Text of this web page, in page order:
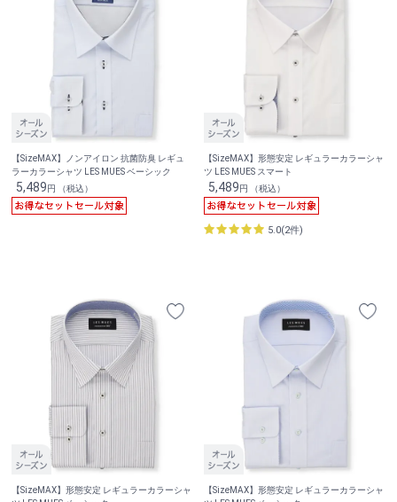
【SizeMAX】ノンアイロン 抗菌防臭 レギュ
ラーカラーシャツ LES MUES ベーシック
5,489円 （税込）
【SizeMAX】形態安定 レギュラーカラーシャ
ツ LES MUES スマート
5,489円 （税込）
5.0(2件)
【SizeMAX】形態安定 レギュラーカラーシャ
【SizeMAX】形態安定 レギュラーカラーシャ